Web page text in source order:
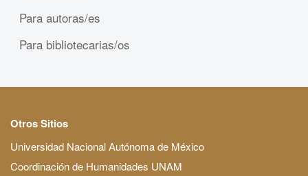
Para autoras/es
Para bibliotecarias/os
Otros Sitios
Universidad Nacional Autónoma de México
Coordinación de Humanidades UNAM